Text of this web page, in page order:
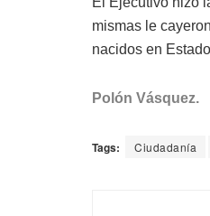
mismas le
nacidos en
Polón Vásquez.
Tags: Ciudadanía